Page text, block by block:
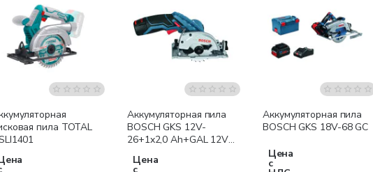
пила TOTAL
Аккумуляторная пила
BOSCH GKS 12V-
26+1x2,0 Ah+GAL 12V-
Цена
с
Аккумуляторная пила
BOSCH GKS 18V-68 GC
Цена
с